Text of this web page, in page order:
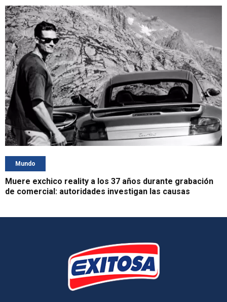
Mundo
Muere exchico reality a los 37 años durante grabación
de comercial: autoridades investigan las causas